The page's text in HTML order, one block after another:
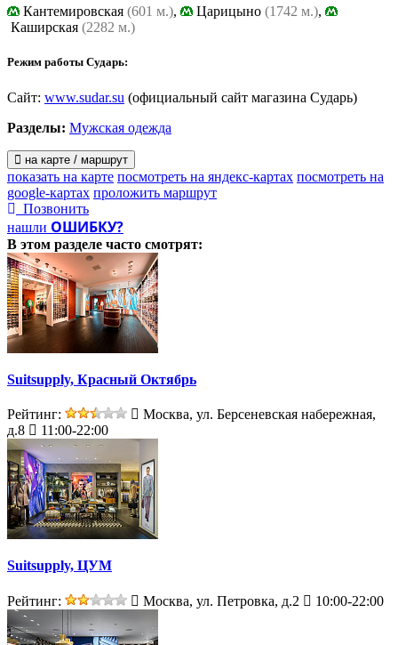
Кантемировская (601 м.), Царицыно (1742 м.),
Каширская (2282 м.)
Режим работы Сударь:
Сайт: www.sudar.su (официальный сайт магазина Сударь)
Разделы: Мужская одежда
на карте / маршрут
показать на карте посмотреть на яндекс-картах посмотреть на
google-картах проложить маршрут
Позвонить
нашли ОШИБКУ?
В этом разделе часто смотрят:
Suitsupply, Красный Октябрь
Рейтинг:
Москва, ул. Берсеневская набережная,
д.8
11:00-22:00
Suitsupply, ЦУМ
Рейтинг: Москва, ул. Петровка, д.2 10:00-22:00